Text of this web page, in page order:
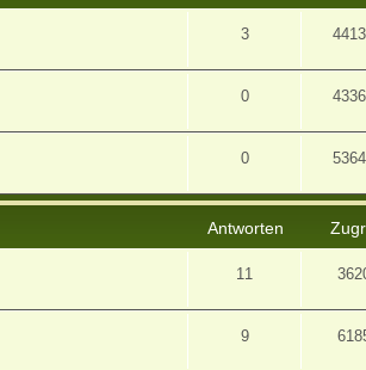
3
0
0
Antworten
11
9